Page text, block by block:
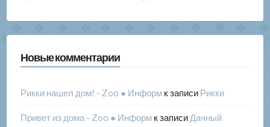
Новые комментарии
Рикки нашел дом! - Zoo ● Информк записи Рикки
Привет из дома - Zoo ● Информк записи Дачный